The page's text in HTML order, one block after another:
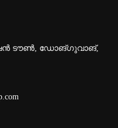
ടൗൺ, ഡോങ്‌ഗുവാങ്,